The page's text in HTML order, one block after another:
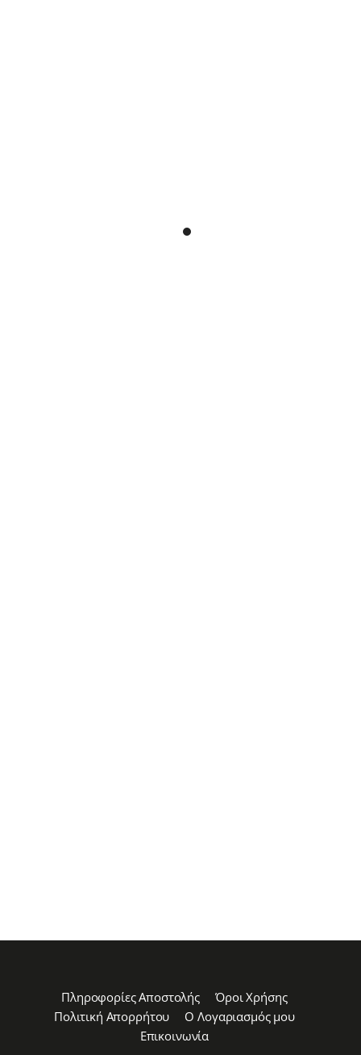
Πληροφορίες Αποστολής
Όροι Χρήσης
Πολιτική Απορρήτου
Ο Λογαριασμός μου
Επικοινωνία